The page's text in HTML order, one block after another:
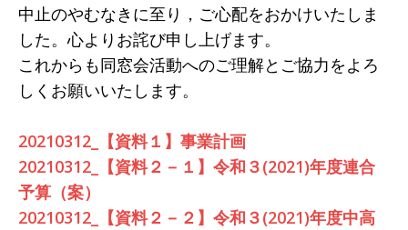
中止のやむなきに至り，ご心配をおかけいたしま
した。心よりお詫び申し上げます。
これからも同窓会活動へのご理解とご協力をよろ
しくお願いいたします。
20210312_【資料１】事業計画
20210312_【資料２－１】令和３(2021)年度連合
予算（案）
20210312_【資料２－２】令和３(2021)年度中高